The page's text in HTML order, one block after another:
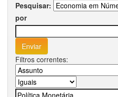
Pesquisar:
por
Filtros correntes: